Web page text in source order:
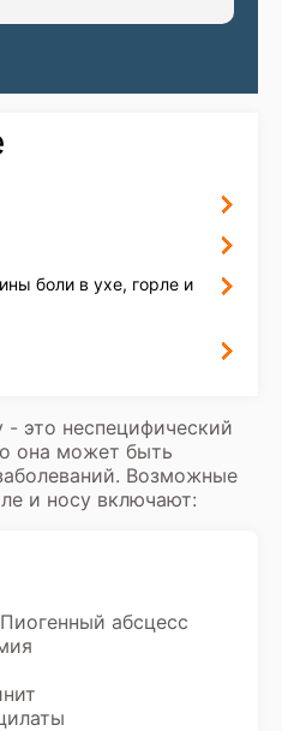
боли в ухе, горле и
- это неспецифический
она может быть
Возможные
и носу включают:
абсцесс